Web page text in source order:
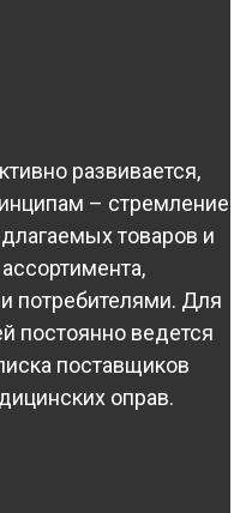
развивается,
– стремление
товаров и
потребителями. Для
постоянно ведется
поставщиков
оправ.